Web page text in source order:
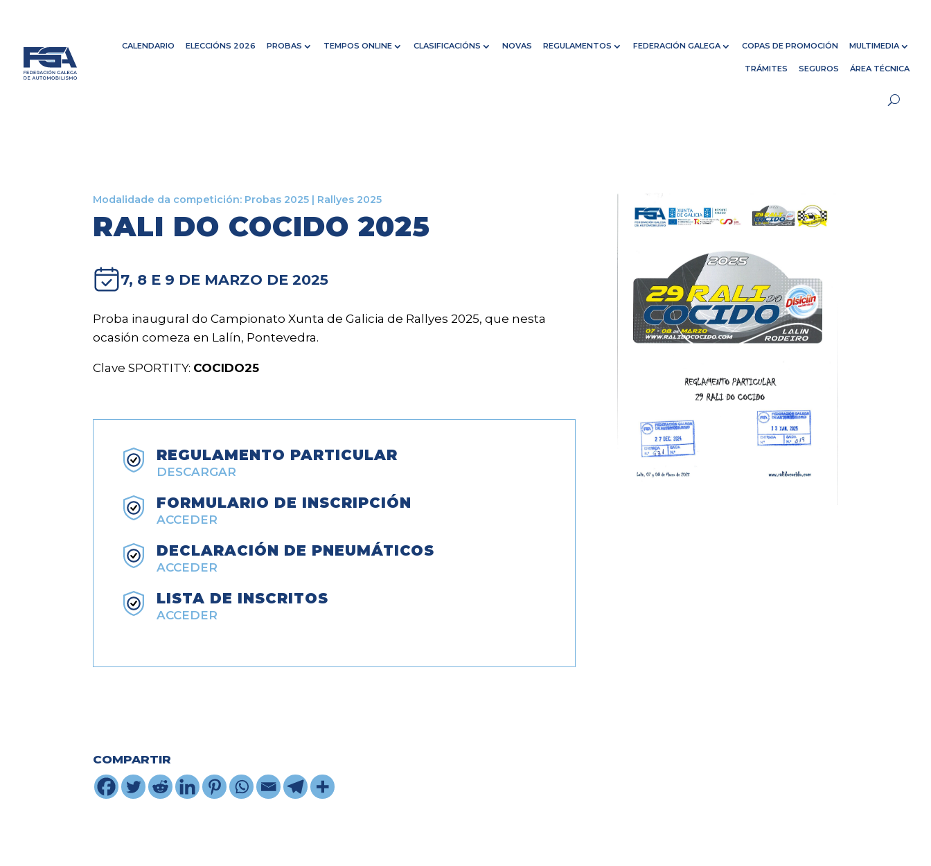
CALENDARIO ELECCIÓNS 2026 PROBAS TEMPOS ONLINE CLASIFICACIÓNS NOVAS REGULAMENTOS FEDERACIÓN GALEGA COPAS DE PROMOCIÓN MULTIMEDIA
TRÁMITES SEGUROS ÁREA TÉCNICA
Modalidade da competición: Probas 2025 | Rallyes 2025
RALI DO COCIDO 2025
7, 8 E 9 DE MARZO DE 2025
Proba inaugural do Campionato Xunta de Galicia de Rallyes 2025, que nesta
ocasión comeza en Lalín, Pontevedra.
Clave SPORTITY: COCIDO25
REGULAMENTO PARTICULAR
DESCARGAR
FORMULARIO DE INSCRIPCIÓN
ACCEDER
DECLARACIÓN DE PNEUMÁTICOS
ACCEDER
LISTA DE INSCRITOS
ACCEDER
COMPARTIR